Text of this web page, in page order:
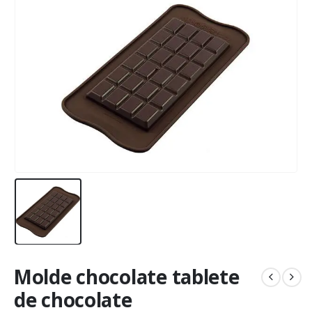
Molde chocolate tablete
de chocolate